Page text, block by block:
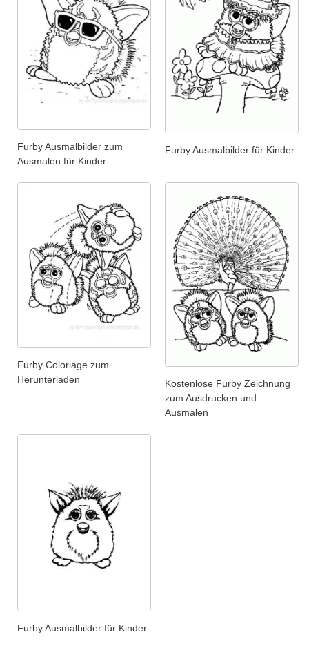
Furby Ausmalbilder zum
Ausmalen für Kinder
Furby Ausmalbilder für Kinder
Furby Coloriage zum
Herunterladen
Kostenlose Furby Zeichnung
zum Ausdrucken und
Ausmalen
Furby Ausmalbilder für Kinder